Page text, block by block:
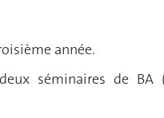
année.
séminaires de BA